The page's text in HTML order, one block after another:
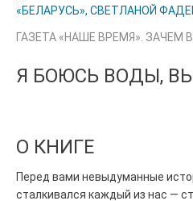
«БЕЛАРУСЬ», СВЕТЛАНОЙ
ГАЗЕТА «НАШЕ ВРЕМЯ». ЗАЧЕМ
Я БОЮСЬ ВОДЫ,
О КНИГЕ
Перед вами невыдуманные
сталкивался каждый из нас —